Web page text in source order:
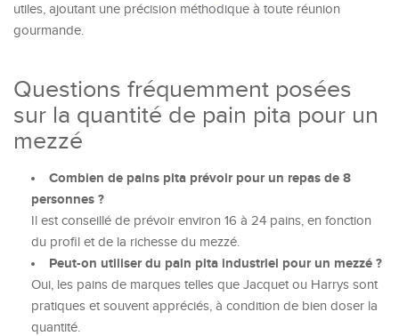
utiles, ajoutant une précision méthodique à toute réunion
gourmande.
Questions fréquemment posées
sur la quantité de pain pita pour un
mezzé
Combien de pains pita prévoir pour un repas de 8
personnes ?
Il est conseillé de prévoir environ 16 à 24 pains, en fonction
du profil et de la richesse du mezzé.
Peut-on utiliser du pain pita industriel pour un mezzé ?
Oui, les pains de marques telles que Jacquet ou Harrys sont
pratiques et souvent appréciés, à condition de bien doser la
quantité.